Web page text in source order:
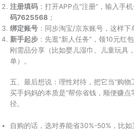
​注册填码​ ：打开APP点“注册”，输入手
码7625568​ ​；
​绑定账号​ ：同步淘宝/京东账号，这样下
​新手起步​ ：先逛“新人任务”，领10元红
刚需品分享（比如婴儿湿巾、儿童玩具
单）。
五、最后想说：理性对待，把它当“购物
买手妈妈的本质是“帮你省钱，顺便赚点
径。
自购的话，选对券能省30%-50%，比如